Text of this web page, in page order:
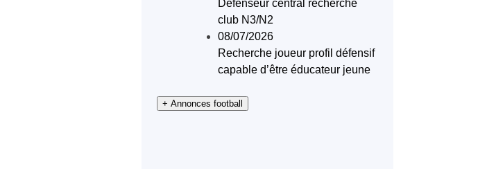
Défenseur central recherche
club N3/N2
08/07/2026
Recherche joueur profil défensif
capable d’être éducateur jeune
+ Annonces football